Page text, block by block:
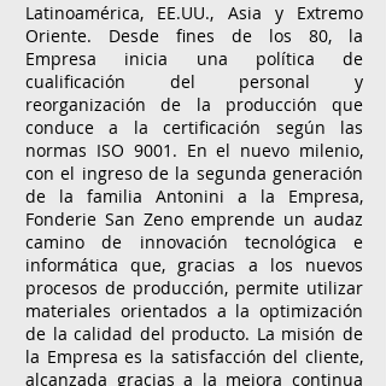
Latinoamérica, EE.UU., Asia y Extremo
Oriente. Desde fines de los 80, la
Empresa inicia una política de
cualificación del personal y
reorganización de la producción que
conduce a la certificación según las
normas ISO 9001. En el nuevo milenio,
con el ingreso de la segunda generación
de la familia Antonini a la Empresa,
Fonderie San Zeno emprende un audaz
camino de innovación tecnológica e
informática que, gracias a los nuevos
procesos de producción, permite utilizar
materiales orientados a la optimización
de la calidad del producto. La misión de
la Empresa es la satisfacción del cliente,
alcanzada gracias a la mejora continua